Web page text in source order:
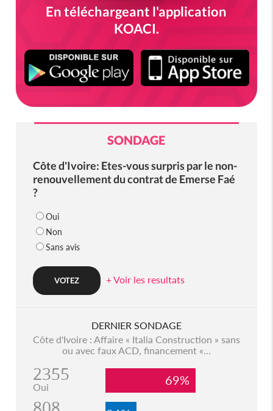
En téléchargeant l'application
KOACI.
SONDAGE
Côte d'Ivoire: Etes-vous surpris par le non-
renouvellement du contrat de Emerse Faé
?
Oui
Non
Sans avis
+ Voir les resultats
DERNIER SONDAGE
Côte d'Ivoire : Affaire « Italia Construction » sans
ou avec faux ACD, financement «...
2355
Oui 69%